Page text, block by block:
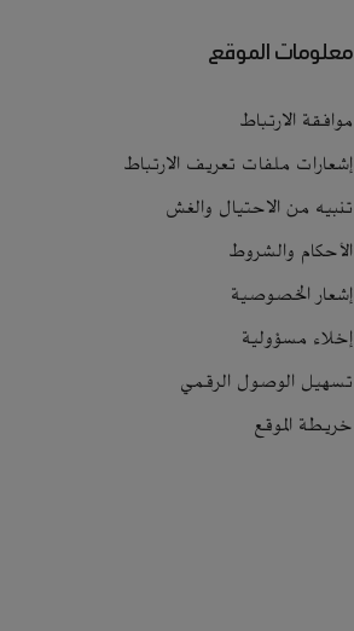
معلومات الموقع
موافقة الارتباط
إشعارات ملفات تعريف الارتباط
تنبيه من الاحتيال والغش
الأحكام والشروط
إشعار الخصوصية
إخلاء مسؤولية
تسهيل الوصول الرقمي
خريطة الموقع